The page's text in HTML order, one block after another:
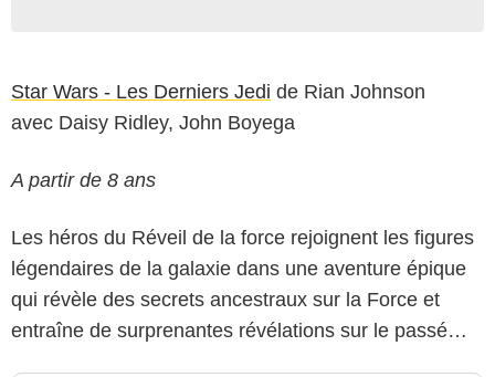
Star Wars - Les Derniers Jedi de Rian Johnson
avec Daisy Ridley, John Boyega
A partir de 8 ans
Les héros du Réveil de la force rejoignent les figures
légendaires de la galaxie dans une aventure épique
qui révèle des secrets ancestraux sur la Force et
entraîne de surprenantes révélations sur le passé…